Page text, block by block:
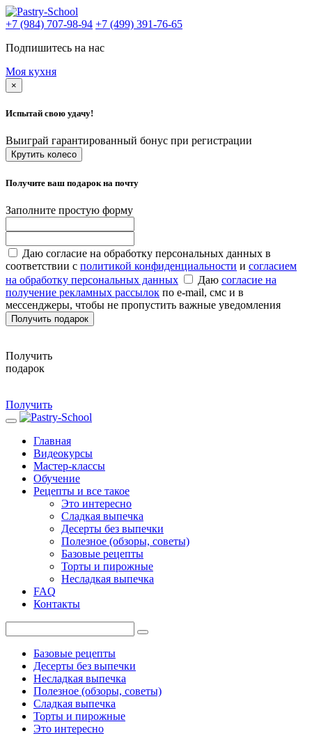
+7 (984) 707-98-94 +7 (499) 391-76-65
Подпишитесь на нас
Моя кухня
×
Испытай свою удачу!
Выиграй гарантированный бонус при регистрации
Крутить колесо
Получите ваш подарок на почту
Заполните простую форму
Даю согласие на обработку персональных данных в
соответствии с политикой конфиденциальности и согласием
на обработку персональных данных
Даю согласие на
получение рекламных рассылок по e-mail, смс и в
мессенджеры, чтобы не пропустить важные уведомления
Получить подарок
Получить
подарок
Получить
Главная
Видеокурсы
Мастер-классы
Обучение
Рецепты и все такое
Это интересно
Сладкая выпечка
Десерты без выпечки
Полезное (обзоры, советы)
Базовые рецепты
Торты и пирожные
Несладкая выпечка
FAQ
Контакты
Базовые рецепты
Десерты без выпечки
Несладкая выпечка
Полезное (обзоры, советы)
Сладкая выпечка
Торты и пирожные
Это интересно